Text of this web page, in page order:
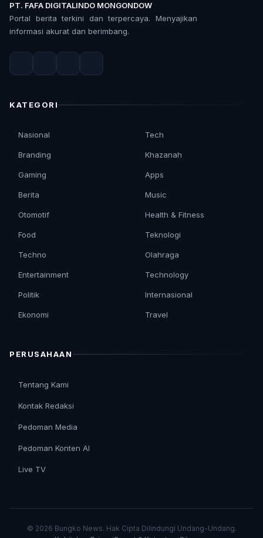
PT. FAFA DIGITALINDO MONGONDOW
Portal berita terkini dan terpercaya. Menyajikan
informasi akurat dan berimbang.
KATEGORI
Nasional
Branding
Gaming
Berita
Otomotif
Tech
Khazanah
Apps
Music
Health & Fitness
Food
Techno
Entertainment
Politik
Ekonomi
Teknologi
Olahraga
Technology
Internasional
Travel
PERUSAHAAN
Tentang Kami
Kontak Redaksi
Pedoman Media
Pedoman Konten AI
Live TV
© 2026 Bungko News. Hak Cipta Dilindungi Undang-Undang.